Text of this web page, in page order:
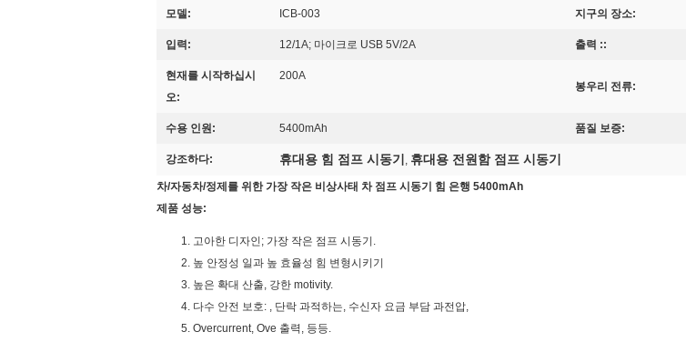
모델: ICB-003 지구의 장소:
입력: 12/1A; 마이크로 USB 5V/2A 출력 ::
현재를 시작하십시
오:
200A
봉우리 전류:
수용 인원: 5400mAh 품질 보증:
강조하다: 휴대용 힘 점프 시동기 , 휴대용 전원함 점프 시동기
차/자동차/정제를 위한 가장 작은 비상사태 차 점프 시동기 힘 은행 5400mAh
제품 성능:
고아한 디자인; 가장 작은 점프 시동기.
높 안정성 일과 높 효율성 힘 변형시키기
높은 확대 산출, 강한 motivity.
다수 안전 보호: , 단락 과적하는, 수신자 요금 부담 과전압,
Overcurrent, Ove 출력, 등등.